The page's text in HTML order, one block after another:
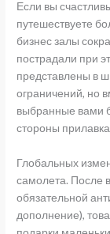
Если вы
путешествуете
бизнес залы
пострадали при
представлены в
ограничений, но
выбранные вами
стороны
Глобальных
самолета. После
обязательной
дополнение),